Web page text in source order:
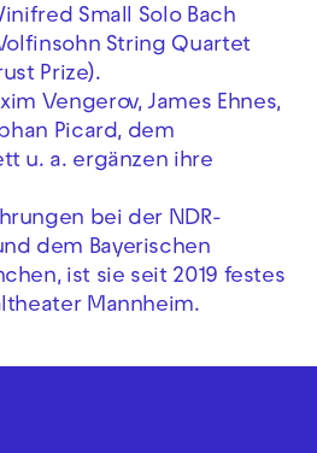
Small Solo Bach
String Quartet
Prize).
Vengerov, James Ehnes,
Picard, dem
u. a. ergänzen ihre
bei der NDR-
dem Bayerischen
ist sie seit 2019 festes
Mannheim.